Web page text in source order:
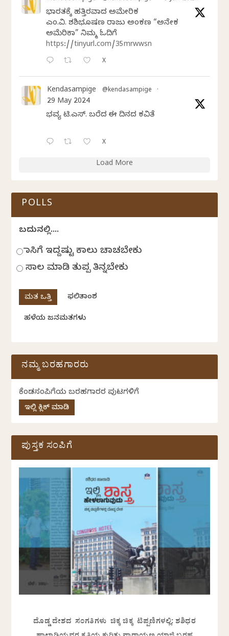
ಭಾರತಕ್ಕೆ ಹತ್ತಿರವಾದ ಅಮೇರಿಕ
ಎಂ.ವಿ. ಶಶಿಭೂಷಣ ರಾಜು ಅಂಕಣ “ಅನೇಕ
ಅಮೆರಿಕಾ” ನಿಮ್ಮ ಓದಿಗೆ
https://tinyurl.com/35mrwwsn
X
Kendasampige @kendasampige ·
29 May 2024
ಭವ್ಯ ಟಿ.ಎಸ್. ಬರೆದ ಈ ದಿನದ ಕವಿತೆ
X
Load More
POLLS
ಬದುಕಿನಲ್ಲಿ....
ಹಾಸಿಗೆ ಇದ್ದಷ್ಟು ಕಾಲು ಚಾಚಬೇಕು
ಸಾಲ ಮಾಡಿ ತುಪ್ಪ ತಿನ್ನಬೇಕು
ಫಲಿತಾಂಶ
ಹಳೆಯ ಜನಮತಗಳು
ನಮ್ಮ ಬರಹಗಾರರು
ಕೆಂಡಸಂಪಿಗೆಯ ಬರಹಗಾರರ ಪುಟಗಳಿಗೆ
ಇಲ್ಲಿ ಕ್ಲಿಕ್ ಮಾಡಿ
ಪುಸ್ತಕ ಸಂಪಿಗೆ
ದೊಡ್ಡ ದೇಶದ ಸಂಗತಿಗಳು ಚಿಕ್ಕ ಚಿಕ್ಕ ಟಿಪ್ಪಣಿಗಳಲ್ಲಿ: ಶಶಿಧರ